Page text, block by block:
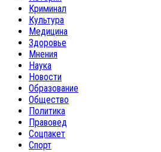
Криминал
Культура
Медицина
Здоровье
Мнения
Наука
Новости
Образование
Общество
Политика
Правовед
Соцпакет
Спорт